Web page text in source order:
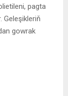
pagta
Geleşikleriň
gowrak